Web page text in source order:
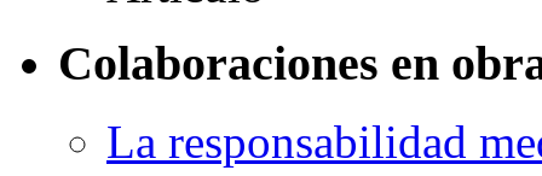
Colaboraciones en
La responsabilidad